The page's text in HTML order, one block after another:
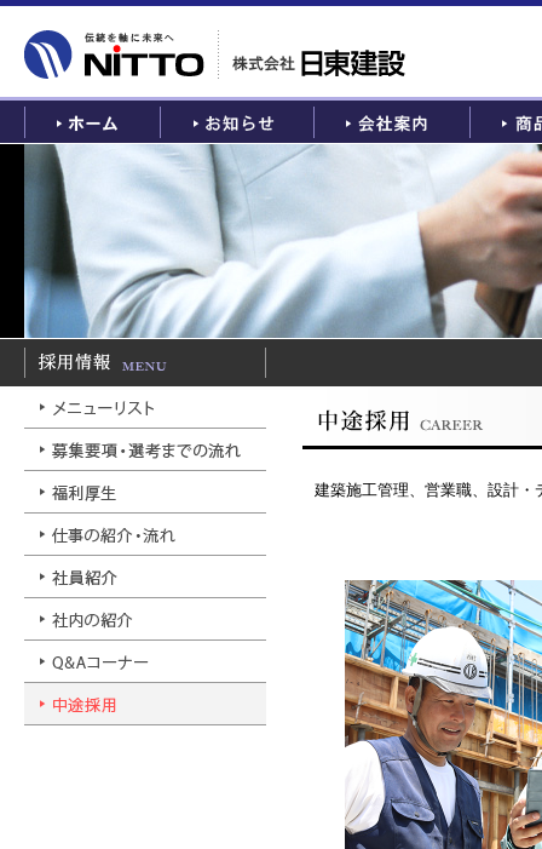
建築施工管理、営業職、設計